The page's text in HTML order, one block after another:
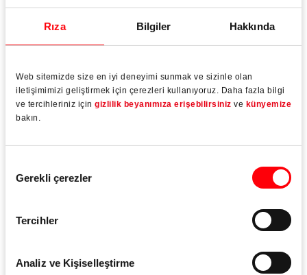
Rıza Bilgiler Hakkında
Web sitemizde size en iyi deneyimi sunmak ve sizinle olan
iletişimimizi geliştirmek için çerezleri kullanıyoruz. Daha fazla bilgi
ve tercihleriniz için gizlilik beyanımıza erişebilirsiniz ve künyemize
bakın.
Seçimi
Gerekli çerezler
Tercihler
Analiz ve Kişiselleştirme
hafifletmek ve sosyal projeleri ve hayır kurumlarını
desteklemek için sürekli olarak çalışıyor.
Read more